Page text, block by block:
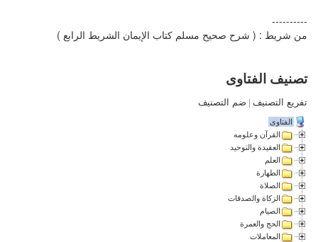
----------
من شريط : ( شرح صحيح مسلم كتاب الإيمان الشريط الرابع )
تصنيف الفتاوى
تفريع التصنيف | ضم التصنيف
الفتاوى
القرآن وعلومه
العقيدة والتوحيد
العلم
الطهارة
الصلاة
الزكاة والصدقات
الصيام
الحج والعمرة
المعاملات